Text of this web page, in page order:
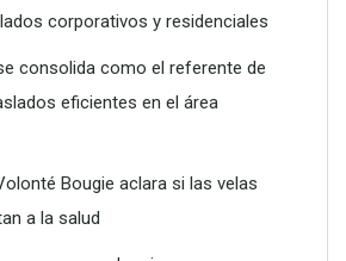
corporativos y residenciales
consolida como el referente de
eficientes en el área
Bougie aclara si las velas
a la salud